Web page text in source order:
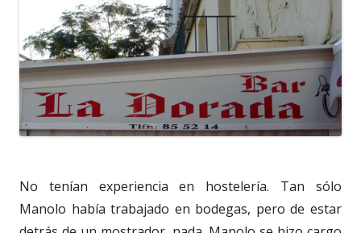
No tenían experiencia en hostelería. Tan sólo
Manolo había trabajado en bodegas, pero de estar